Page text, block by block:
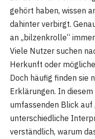
gehört haben, wissen
dahinter verbirgt.
an „bilzenkrolle“
Viele Nutzer suchen
Herkunft oder
Doch häufig finden sie
Erklärungen. In
umfassenden Blick
unterschiedliche
verständlich, warum